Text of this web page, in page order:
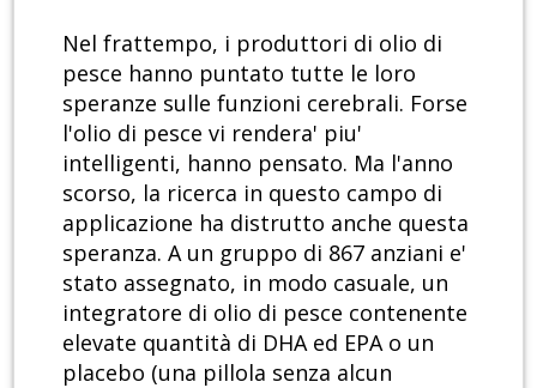
Nel frattempo, i produttori di olio di
pesce hanno puntato tutte le loro
speranze sulle funzioni cerebrali. Forse
l'olio di pesce vi rendera' piu'
intelligenti, hanno pensato. Ma l'anno
scorso, la ricerca in questo campo di
applicazione ha distrutto anche questa
speranza. A un gruppo di 867 anziani e'
stato assegnato, in modo casuale, un
integratore di olio di pesce contenente
elevate quantità di DHA ed EPA o un
placebo (una pillola senza alcun